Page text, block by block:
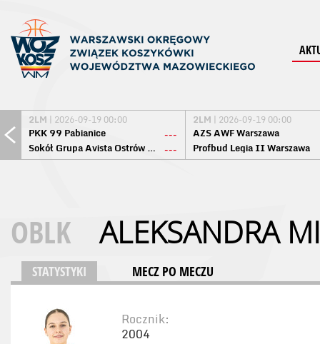
2LM | 2026-09-19 00:00
PKK 99 Pabianice
---
Sokół Grupa Avista Ostrów Maz. ---
2LM | 2026-09-19 00:00
AZS AWF Warszawa
Profbud Legia II Warszawa
OBLK ALEKSANDRA
STATYSTYKI MECZ PO MECZU
Rocznik:
2004